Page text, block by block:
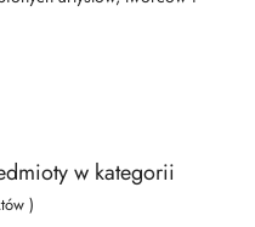
w kategorii
)